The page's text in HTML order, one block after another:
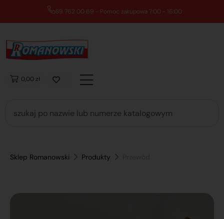
89 762 00 69 - Pomoc zakupowa 7:00 - 16:00
0,00 zł
Sklep Romanowski Produkty